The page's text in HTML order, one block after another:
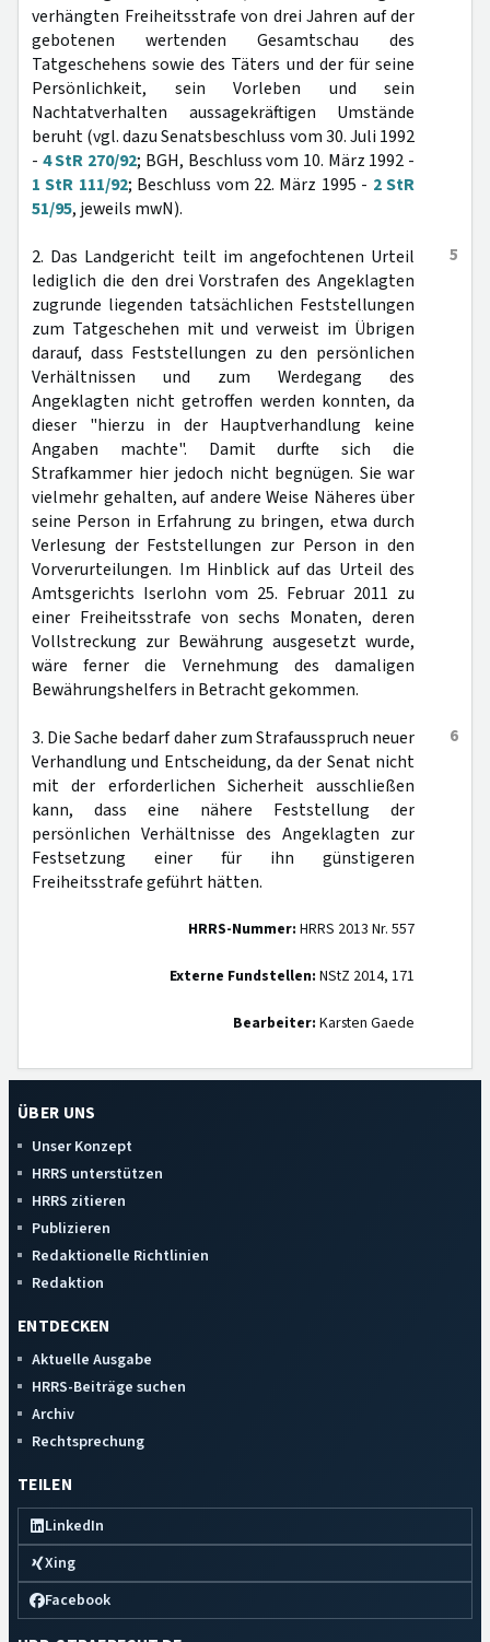
verhängten Freiheitsstrafe von drei Jahren auf der
gebotenen wertenden Gesamtschau des
Tatgeschehens sowie des Täters und der für seine
Persönlichkeit, sein Vorleben und sein
Nachtatverhalten aussagekräftigen Umstände
beruht (vgl. dazu Senatsbeschluss vom 30. Juli 1992
- 4 StR 270/92; BGH, Beschluss vom 10. März 1992 -
1 StR 111/92; Beschluss vom 22. März 1995 - 2 StR
51/95, jeweils mwN).
5
2. Das Landgericht teilt im angefochtenen Urteil
lediglich die den drei Vorstrafen des Angeklagten
zugrunde liegenden tatsächlichen Feststellungen
zum Tatgeschehen mit und verweist im Übrigen
darauf, dass Feststellungen zu den persönlichen
Verhältnissen und zum Werdegang des
Angeklagten nicht getroffen werden konnten, da
dieser "hierzu in der Hauptverhandlung keine
Angaben machte". Damit durfte sich die
Strafkammer hier jedoch nicht begnügen. Sie war
vielmehr gehalten, auf andere Weise Näheres über
seine Person in Erfahrung zu bringen, etwa durch
Verlesung der Feststellungen zur Person in den
Vorverurteilungen. Im Hinblick auf das Urteil des
Amtsgerichts Iserlohn vom 25. Februar 2011 zu
einer Freiheitsstrafe von sechs Monaten, deren
Vollstreckung zur Bewährung ausgesetzt wurde,
wäre ferner die Vernehmung des damaligen
Bewährungshelfers in Betracht gekommen.
6
3. Die Sache bedarf daher zum Strafausspruch neuer
Verhandlung und Entscheidung, da der Senat nicht
mit der erforderlichen Sicherheit ausschließen
kann, dass eine nähere Feststellung der
persönlichen Verhältnisse des Angeklagten zur
Festsetzung einer für ihn günstigeren
Freiheitsstrafe geführt hätten.
HRRS-Nummer: HRRS 2013 Nr. 557
Externe Fundstellen: NStZ 2014, 171
Bearbeiter: Karsten Gaede
ÜBER UNS
Unser Konzept
HRRS unterstützen
HRRS zitieren
Publizieren
Redaktionelle Richtlinien
Redaktion
ENTDECKEN
Aktuelle Ausgabe
HRRS-Beiträge suchen
Archiv
Rechtsprechung
TEILEN
LinkedIn
Xing
Facebook